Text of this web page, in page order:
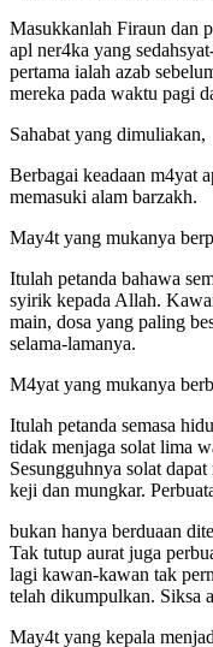
Masukkanlah Firaun dan
apl ner4ka yang
pertama ialah azab
mereka pada waktu pagi
Sahabat yang dimuliakan,
Berbagai keadaan m4yat
memasuki alam barzakh.
May4t yang mukanya
Itulah petanda bahawa
syirik kepada Allah.
main, dosa yang paling
selama-lamanya.
M4yat yang mukanya
Itulah petanda semasa
tidak menjaga solat lima
Sesungguhnya solat
keji dan mungkar.
bukan hanya berduaan
Tak tutup aurat juga
lagi kawan-kawan tak
telah dikumpulkan. Siksa
May4t yang kepala